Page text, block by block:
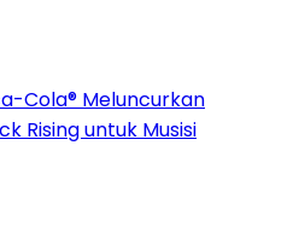
Cola® Meluncurkan
Rising untuk Musisi